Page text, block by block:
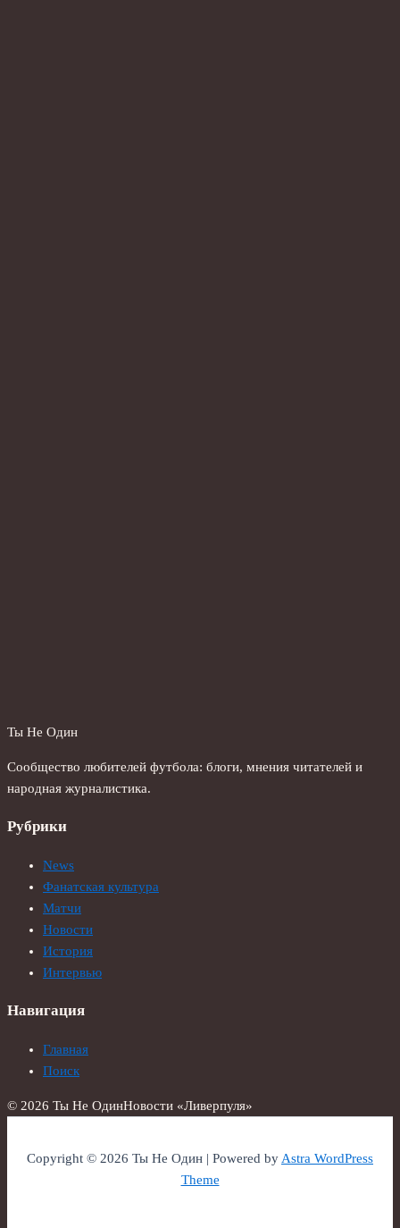
Ты Не Один
Сообщество любителей футбола: блоги, мнения читателей и
народная журналистика.
Рубрики
News
Фанатская культура
Матчи
Новости
История
Интервью
Навигация
Главная
Поиск
© 2026 Ты Не ОдинНовости «Ливерпуля»
Copyright © 2026 Ты Не Один | Powered byAstra WordPress
Theme